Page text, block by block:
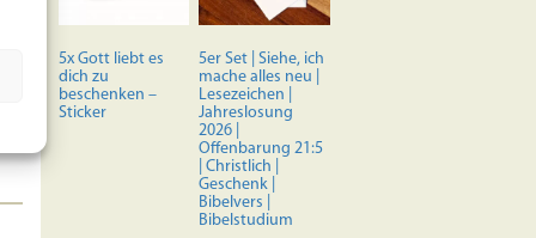
5x Gott liebt es
dich zu
beschenken –
Sticker
5er Set | Siehe, ich
mache alles neu |
Lesezeichen |
Jahreslosung
2026 |
Offenbarung 21:5
| Christlich |
Geschenk |
Bibelvers |
Bibelstudium